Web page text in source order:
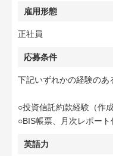
雇用形態
正社員
応募条件
下記いずれかの経験のあ
○投資信託約款経験（作
○BIS帳票、月次レポー
英語力